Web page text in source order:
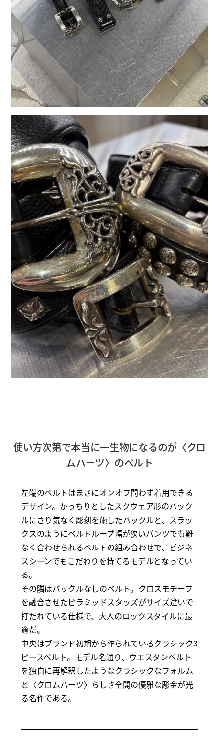
使い方次第で本当に一生物になるのが〈クロ
ムハーツ〉のベルト
左端のベルトはまさにオンオフ問わず着用できる
デザイン。かっちりとしたスクウェア形のバック
ルにさり気なく彫刻を施したバックルと、スラッ
クスのようにベルトループ幅が狭いパンツでも難
なく合わせられるベルトの組み合わせで、ビジネ
スシーンでもこだわりを持てるモデルとなってい
る。
その隣はバックルなしのベルト。クロスモチーフ
を融合させたピラミッドスタッズがサイズ違いで
打たれている仕様で、大人のロックスタイルに最
適だ。
中央はブランド初期から作られているクラシック3
ピースベルト。モデル名通り、ウエスタンベルト
を独自に再解釈したようなクラシックなフォルム
と〈クロムハーツ〉らしさ全開の優雅な彫金が光
る名作である。